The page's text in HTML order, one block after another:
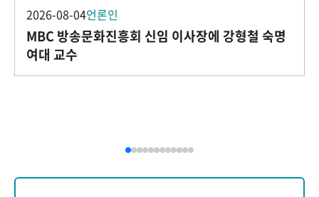
2026-08-04언론인
MBC 방송문화진흥회 신임 이사장에 강형철 숙명
여대 교수